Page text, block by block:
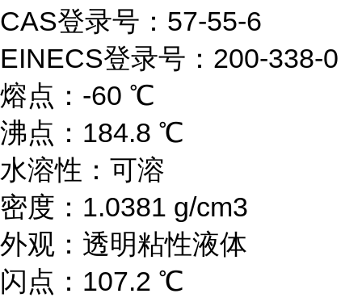
CAS登录号：57-55-6
EINECS登录号：200-338-0
熔点：-60 ℃
沸点：184.8 ℃
水溶性：可溶
密度：1.0381 g/cm3
外观：透明粘性液体
闪点：107.2 ℃